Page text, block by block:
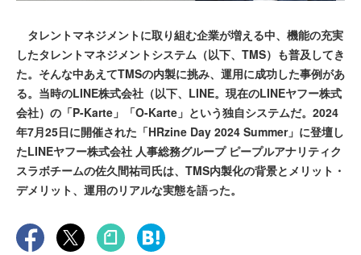
タレントマネジメントに取り組む企業が増える中、機能の充実
したタレントマネジメントシステム（以下、TMS）も普及してき
た。そんな中あえてTMSの内製に挑み、運用に成功した事例があ
る。当時のLINE株式会社（以下、LINE。現在のLINEヤフー株式
会社）の「P-Karte」「O-Karte」という独自システムだ。2024
年7月25日に開催された「HRzine Day 2024 Summer」に登壇し
たLINEヤフー株式会社 人事総務グループ ピープルアナリティク
スラボチームの佐久間祐司氏は、TMS内製化の背景とメリット・
デメリット、運用のリアルな実態を語った。